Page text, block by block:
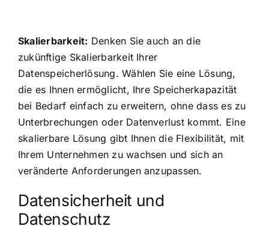
Skalierbarkeit: Denken Sie auch an die
zukünftige Skalierbarkeit Ihrer
Datenspeicherlösung. Wählen Sie eine Lösung,
die es Ihnen ermöglicht, Ihre Speicherkapazität
bei Bedarf einfach zu erweitern, ohne dass es zu
Unterbrechungen oder Datenverlust kommt. Eine
skalierbare Lösung gibt Ihnen die Flexibilität, mit
Ihrem Unternehmen zu wachsen und sich an
veränderte Anforderungen anzupassen.
Datensicherheit und
Datenschutz